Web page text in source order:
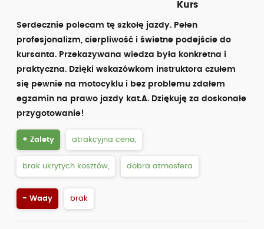
Kurs
Serdecznie polecam tę szkołę jazdy. Pełen
profesjonalizm, cierpliwość i świetne podejście do
kursanta. Przekazywana wiedza była konkretna i
praktyczna. Dzięki wskazówkom instruktora czułem
się pewnie na motocyklu i bez problemu zdałem
egzamin na prawo jazdy kat.A. Dziękuję za doskonałe
przygotowanie!
+ Zalety atrakcyjna cena,
brak ukrytych kosztów, dobra atmosfera
- Wady brak